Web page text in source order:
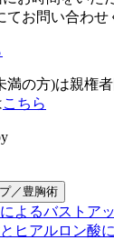
お問い合わせ
の方)は親権
こちら
／豊胸術
よるバストア
ヒアルロン酸